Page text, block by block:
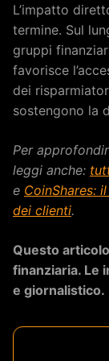
L’impatto
termine. Sul
gruppi
favorisce
dei
sostengono la
Per
leggi anche:
e CoinShares:
dei clienti.
Questo
finanziaria. Le
e giornalistico.